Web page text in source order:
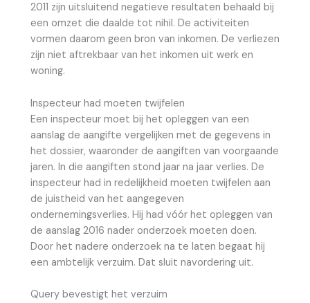
2011 zijn uitsluitend negatieve resultaten behaald bij
een omzet die daalde tot nihil. De activiteiten
vormen daarom geen bron van inkomen. De verliezen
zijn niet aftrekbaar van het inkomen uit werk en
woning.
Inspecteur had moeten twijfelen
Een inspecteur moet bij het opleggen van een
aanslag de aangifte vergelijken met de gegevens in
het dossier, waaronder de aangiften van voorgaande
jaren. In die aangiften stond jaar na jaar verlies. De
inspecteur had in redelijkheid moeten twijfelen aan
de juistheid van het aangegeven
ondernemingsverlies. Hij had vóór het opleggen van
de aanslag 2016 nader onderzoek moeten doen.
Door het nadere onderzoek na te laten begaat hij
een ambtelijk verzuim. Dat sluit navordering uit.
Query bevestigt het verzuim